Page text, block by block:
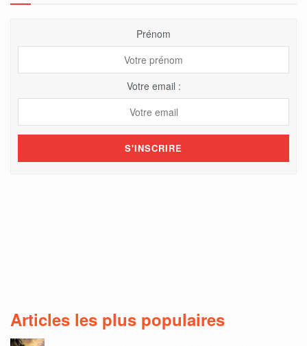
Prénom
Votre email :
Articles les plus populaires